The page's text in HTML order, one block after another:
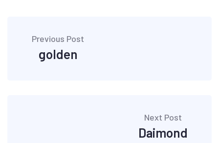
Previous Post
golden
Next Post
Daimond